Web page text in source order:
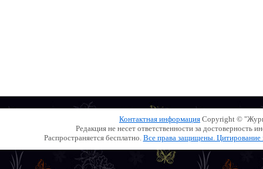
Контактная информация Copyright ©
Редакция не несет ответственности за
Распространяется бесплатно. Все права защищены. Цитирование